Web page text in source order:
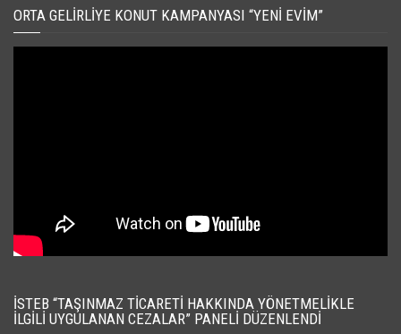
ORTA GELIRLIYE KONUT KAMPANYASI “YENI EVIM”
İSTEB “TAŞINMAZ TICARETI HAKKINDA YÖNETMELIKLE
İLGILI UYGULANAN CEZALAR” PANELI DÜZENLENDI